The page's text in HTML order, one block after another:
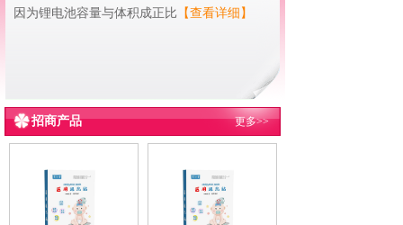
因为锂电池容量与体积成正比 【查看详细】
招商产品 更多>>